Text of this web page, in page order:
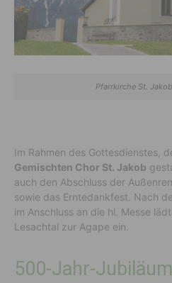
Pfarrkirche St.
Im Rahmen des Gottesdienstes,
Gemischten Chor St. Jakob
auch den Abschluss der
sowie das Erntedankfest. Nach
im Anschluss an die hl. Messe
Lesachtal zur Agape ein.
500-Jahr-Jubiläum